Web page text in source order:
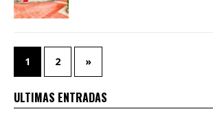
1 2 »
ULTIMAS ENTRADAS